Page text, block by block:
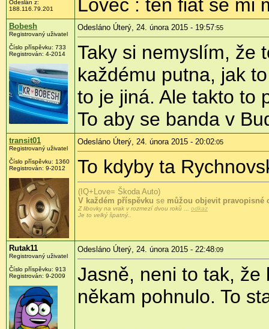
Odeslán z:
188.116.79.201
Lovec : ten fiat se mi
Bobesh
Registrovaný uživatel
Číslo příspěvku: 733
Registrován: 4-2014
Odesláno Úterý, 24. února 2015 - 19:57:55
Taky si nemyslím, že
každému putna, jak
to je jiná. Ale takto to
To aby se banda v
transit01
Registrovaný uživatel
Číslo příspěvku: 1360
Registrován: 9-2012
Odesláno Úterý, 24. února 2015 - 20:02:05
To kdyby ta
(IQ+Love= Škoda Auto)
V každém příspěvku se můžou objevit pravopisné
Z libovky na vrak v rozmezí dvou roků ... odkaz
Je to velký špatný..
Rutak11
Registrovaný uživatel
Číslo příspěvku: 913
Registrován: 9-2009
Odesláno Úterý, 24. února 2015 - 22:48:09
Jasně, neni to tak,
někam pohnulo. To